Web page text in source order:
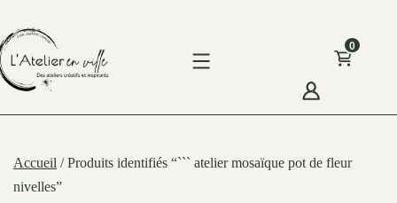
to
content
0
Accueil / Produits identifiés “``` atelier mosaïque pot de fleur
nivelles”